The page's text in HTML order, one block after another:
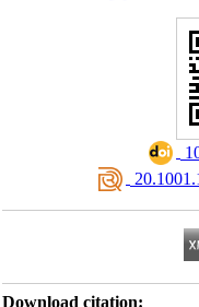
Download citation: